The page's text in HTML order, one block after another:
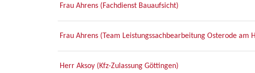
Frau Ahrens (Fachdienst Bauaufsicht)
Frau Ahrens (Team Leistungssachbearbeitung Osterode am
Herr Aksoy (Kfz-Zulassung Göttingen)